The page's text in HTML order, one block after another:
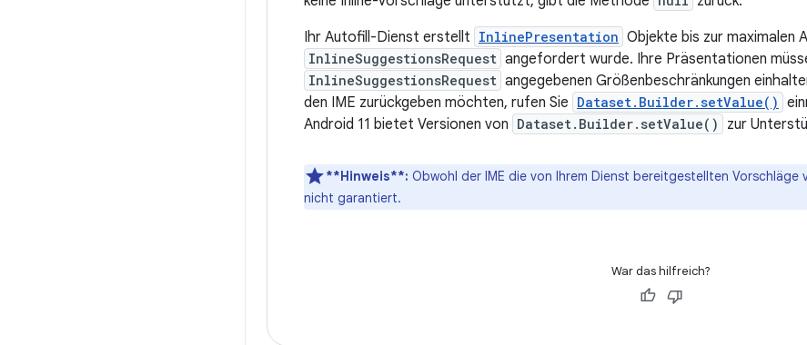
Ihr Autofill-Dienst erstellt InlinePresentation Objekte bis zur maximalen
InlineSuggestionsRequest angefordert wurde. Ihre Präsentationen
InlineSuggestionsRequest angegebenen Größenbeschränkungen
den IME zurückgeben möchten, rufen Sie Dataset.Builder.setValue()
Android 11 bietet Versionen von Dataset.Builder.setValue() zur
**Hinweis**: Obwohl der IME die von Ihrem Dienst bereitgestellten Vorschläge
nicht garantiert.
War das hilfreich?